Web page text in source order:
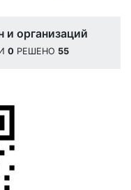
организаций
0 РЕШЕНО 55